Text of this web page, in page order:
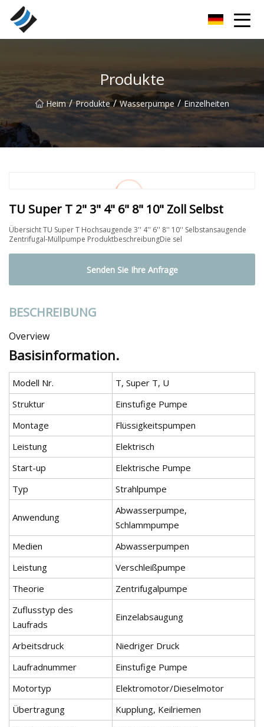
Produkte
Heim / Produkte / Wasserpumpe / Einzelheiten
TU Super T 2" 3" 4" 6" 8" 10" Zoll Selbst
Übersicht TU Super T Hochsaugende 3'' 4'' 6'' 8'' 10'' Selbstansaugende
Zentrifugal-Müllpumpe ProduktbeschreibungDie sel
Senden Sie Ihre Anfrage
BESCHREIBUNG
Overview
Basisinformation.
Modell Nr.
T, Super T, U
Struktur
Einstufige Pumpe
Montage
Flüssigkeitspumpen
Leistung
Elektrisch
Start-up
Elektrische Pumpe
Typ
Strahlpumpe
Anwendung
Abwasserpumpe,
Schlammpumpe
Medien
Abwasserpumpen
Leistung
Verschleißpumpe
Theorie
Zentrifugalpumpe
Zuflusstyp des
Laufrads
Einzelabsaugung
Arbeitsdruck
Niedriger Druck
Laufradnummer
Einstufige Pumpe
Motortyp
Elektromotor/Dieselmotor
Übertragung
Kupplung, Keilriemen